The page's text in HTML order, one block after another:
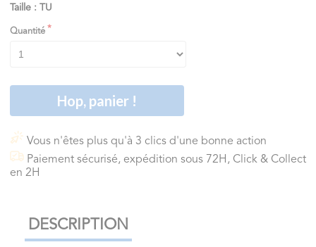
Taille : TU
Quantité
Hop, panier !
Vous n'êtes plus qu'à 3 clics d'une bonne action
Paiement sécurisé, expédition sous 72H, Click & Collect
en 2H
DESCRIPTION